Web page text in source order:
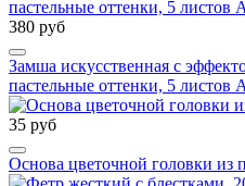
380 руб
Замша искусственная с
пастельные оттенки, 5 листов
35 руб
Основа цветочной головки из